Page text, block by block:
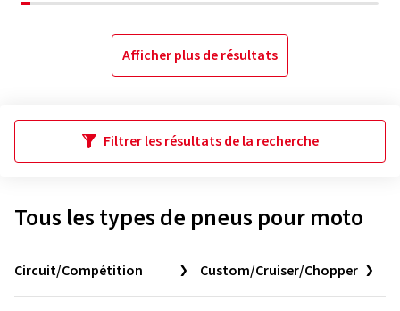
Afficher plus de résultats
Filtrer les résultats de la recherche
Tous les types de pneus pour moto
Circuit/Compétition Custom/Cruiser/Chopper